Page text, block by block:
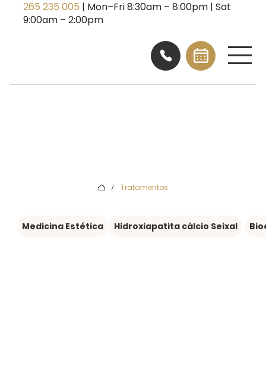
265 235 005 | Mon–Fri 8:30am – 8:00pm | Sat
9:00am – 2:00pm
/ Tratamentos
Medicina Estética Hidroxiapatita cálcio Seixal